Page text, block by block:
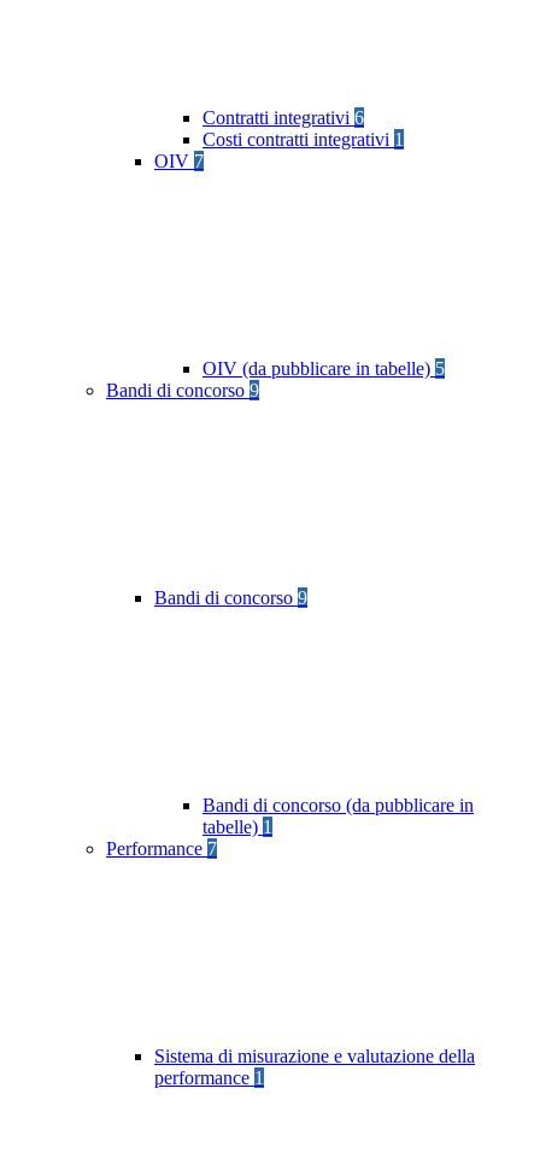
Contratti integrativi 6
Costi contratti integrativi 1
OIV 7
OIV (da pubblicare in tabelle) 5
Bandi di concorso 9
Bandi di concorso 9
Bandi di concorso (da pubblicare in
tabelle) 1
Performance 7
Sistema di misurazione e valutazione della
performance 1